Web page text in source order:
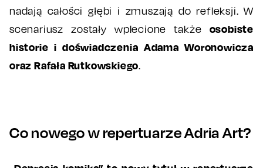
nadają całości głębi i zmuszają do refleksji. W
scenariusz zostały wplecione także osobiste
historie i doświadczenia Adama Woronowicza
oraz Rafała Rutkowskiego.
Co nowego w repertuarze Adria Art?